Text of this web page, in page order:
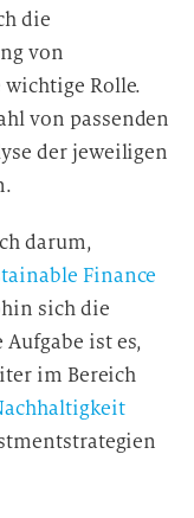
die
von
Rolle.
von passenden
der jeweiligen
darum,
Finance
sich die
ist es,
im Bereich